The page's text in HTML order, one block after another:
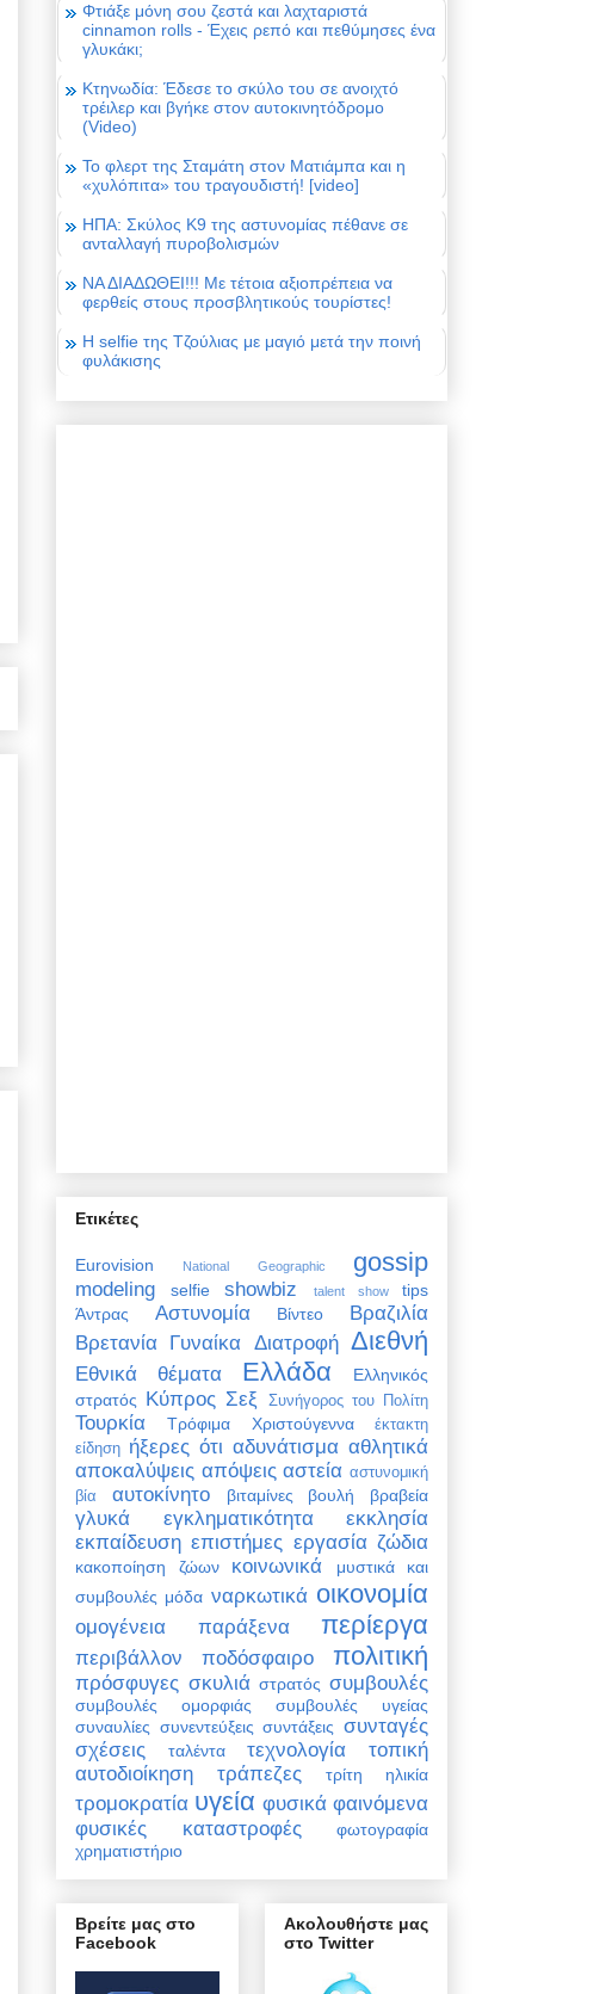
Φτιάξε μόνη σου ζεστά και λαχταριστά
cinnamon rolls - Έχεις ρεπό και πεθύμησες ένα
γλυκάκι;
Κτηνωδία: Έδεσε το σκύλο του σε ανοιχτό
τρέιλερ και βγήκε στον αυτοκινητόδρομο
(Video)
Το φλερτ της Σταμάτη στον Ματιάμπα και η
«χυλόπιτα» του τραγουδιστή! [video]
ΗΠΑ: Σκύλος Κ9 της αστυνομίας πέθανε σε
ανταλλαγή πυροβολισμών
ΝΑ ΔΙΑΔΩΘΕΙ!!! Με τέτοια αξιοπρέπεια να
φερθείς στους προσβλητικούς τουρίστες!
Η selfie της Τζούλιας με μαγιό μετά την ποινή
φυλάκισης
Ετικέτες
Eurovision National Geographic gossip
modeling selfie showbiz talent show
tips
Άντρας
Αστυνομία Βίντεο
Βραζιλία
Βρετανία Γυναίκα Διατροφή Διεθνή
Εθνικά θέματα Ελλάδα
Ελληνικός
στρατός Κύπρος Σεξ Συνήγορος του Πολίτη
Τουρκία Τρόφιμα Χριστούγεννα
έκτακτη
είδηση ήξερες ότι αδυνάτισμα αθλητικά
αποκαλύψεις απόψεις αστεία αστυνομική
βία
αυτοκίνητο βιταμίνες βουλή βραβεία
γλυκά εγκληματικότητα
εκκλησία
εκπαίδευση επιστήμες εργασία ζώδια
κακοποίηση ζώων κοινωνικά
μυστικά και
συμβουλές μόδα ναρκωτικά οικονομία
ομογένεια παράξενα περίεργα
περιβάλλον ποδόσφαιρο πολιτική
πρόσφυγες σκυλιά στρατός συμβουλές
συμβουλές ομορφιάς
συμβουλές υγείας
συναυλίες συνεντεύξεις συντάξεις συνταγές
σχέσεις
ταλέντα τεχνολογία
τοπική
αυτοδιοίκηση
τράπεζες τρίτη ηλικία
τρομοκρατία υγεία φυσικά φαινόμενα
φυσικές καταστροφές
φωτογραφία
χρηματιστήριο
Βρείτε μας στο
Facebook
Ακολουθήστε μας
στο Twitter